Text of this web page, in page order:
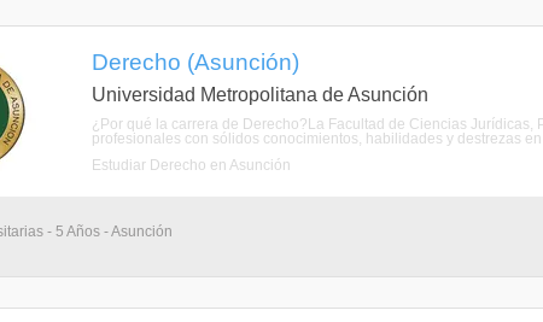
Derecho (Asunción)
Universidad Metropolitana de Asunción
¿Por qué la carrera de Derecho?La Facultad de Ciencias
profesionales con sólidos conocimientos, habilidades y destrezas
Estudiar Derecho en Asunción
- 5 Años - Asunción